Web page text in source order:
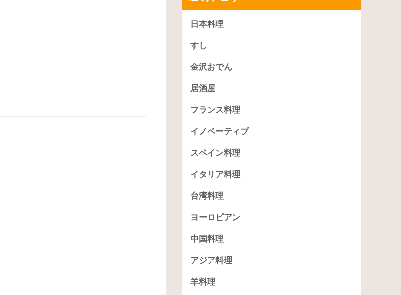
日本料理
すし
金沢おでん
居酒屋
フランス料理
イノベーティブ
スペイン料理
イタリア料理
台湾料理
ヨーロピアン
中国料理
アジア料理
羊料理